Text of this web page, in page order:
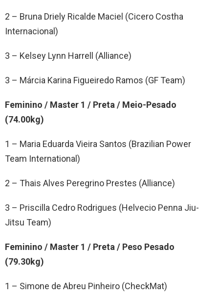
2 – Bruna Driely Ricalde Maciel (Cicero Costha
Internacional)
3 – Kelsey Lynn Harrell (Alliance)
3 – Márcia Karina Figueiredo Ramos (GF Team)
Feminino / Master 1 / Preta / Meio-Pesado
(74.00kg)
1 – Maria Eduarda Vieira Santos (Brazilian Power
Team International)
2 – Thais Alves Peregrino Prestes (Alliance)
3 – Priscilla Cedro Rodrigues (Helvecio Penna Jiu-
Jitsu Team)
Feminino / Master 1 / Preta / Peso Pesado
(79.30kg)
1 – Simone de Abreu Pinheiro (CheckMat)